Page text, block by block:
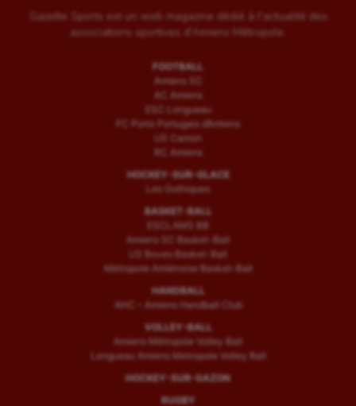
Gazette Sports est un web magazine dédié à l'actualité des
associations sportives d'Amiens Métropole.
FOOTBALL
Amiens SC
AC Amiens
ESC Longueau
FC Porto Portugais d’Amiens
US Camon
RC Amiens
HOCKEY-SUR-GLACE
Les Gothiques
BASKET-BALL
ESCLAMS BB
Amiens SC Basket-Ball
US Boves Basket-Ball
Métropole Amiénoise Basket-Ball
HANDBALL
AHC – Amiens Handball Club
VOLLEY-BALL
Amiens Métropole Volley Ball
Longueau Amiens Metropole Volley Ball
HOCKEY-SUR-GAZON
RUGBY